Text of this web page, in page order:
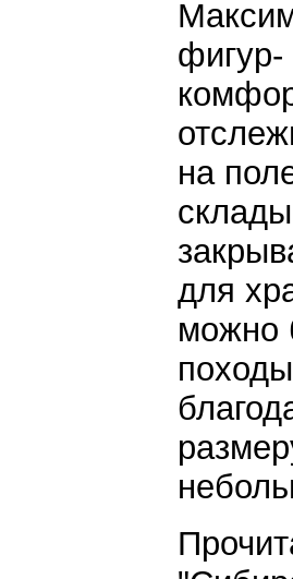
фигур-
на
для
можно